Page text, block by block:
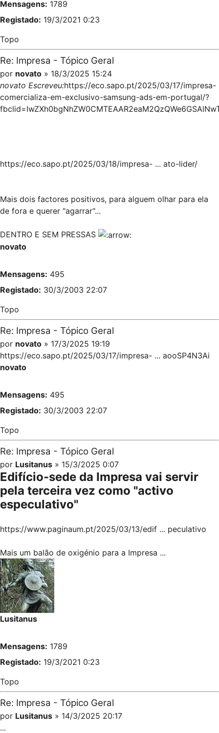
Mensagens: 1789
Registado: 19/3/2021 0:23
Topo
Re: Impresa - Tópico Geral
por novato » 18/3/2025 15:24
novato Escreveu:https://eco.sapo.pt/2025/03/17/impresa-
comercializa-em-exclusivo-samsung-ads-em-portugal/?
https://eco.sapo.pt/2025/03/18/impresa- ... ato-lider/
Mais dois factores positivos, para alguem olhar para ela
de fora e querer "agarrar"...
DENTRO E SEM PRESSAS
novato
Mensagens: 495
Registado: 30/3/2003 22:07
Topo
Re: Impresa - Tópico Geral
por novato » 17/3/2025 19:19
https://eco.sapo.pt/2025/03/17/impresa- ... aooSP4N3Ai
novato
Mensagens: 495
Registado: 30/3/2003 22:07
Topo
Re: Impresa - Tópico Geral
por Lusitanus » 15/3/2025 0:07
Edifício-sede da Impresa vai servir
pela terceira vez como "activo
especulativo"
https://www.paginaum.pt/2025/03/13/edif ... peculativo
Mais um balão de oxigénio para a Impresa ...
Lusitanus
Mensagens: 1789
Registado: 19/3/2021 0:23
Topo
Re: Impresa - Tópico Geral
por Lusitanus » 14/3/2025 20:17
...